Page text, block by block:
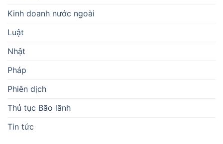
Kinh doanh nước ngoài
Luật
Nhật
Pháp
Phiên dịch
Thủ tục Bão lãnh
Tin tức